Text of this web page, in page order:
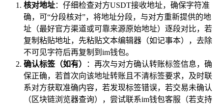
核对地址：仔细检查对方USDT接收地址，确保字符准
确，可“分段核对”，将地址分段，与对方重新提供的地
址（最好官方渠道或可靠来源原始地址）逐段对比，若
复制粘贴地址，先粘贴文本编辑器（如记事本），去除
不可见字符后再复制到im钱包。
确认标签（如有）
：再次与对方确认转账标签信息，确
保正确，若首次向该地址转账且不清标签要求，及时联
系对方获取准确内容，若发现标签错误，若交易未确认
（区块链浏览器查询），尝试联系im钱包客服（若支持